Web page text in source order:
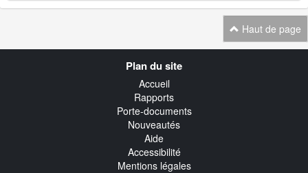
Haut de page
Plan du site
Accueil
Rapports
Porte-documents
Nouveautés
Aide
Accessibilité
Mentions légales